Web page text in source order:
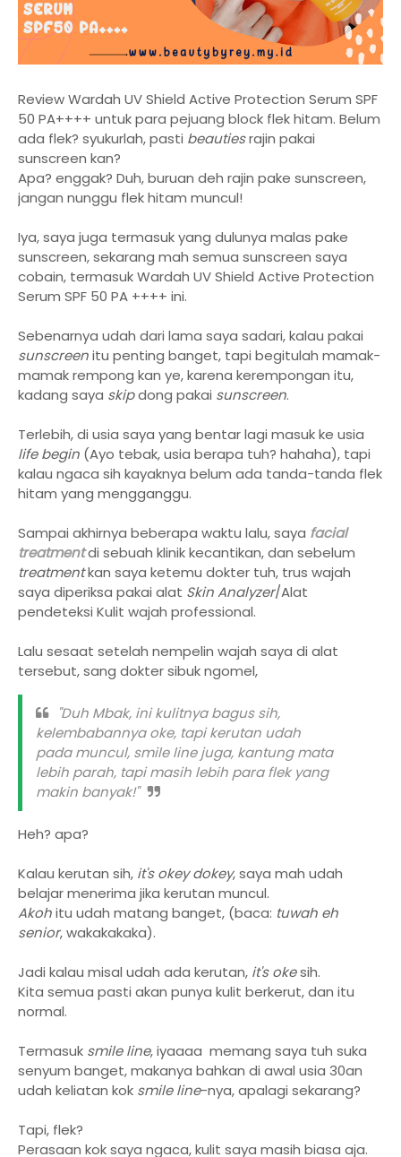
Review Wardah UV Shield Active Protection Serum SPF
50 PA++++ untuk para pejuang block flek hitam. Belum
ada flek? syukurlah, pasti beautiesrajin pakai
sunscreen kan?
Apa? enggak? Duh, buruan deh rajin pake sunscreen,
jangan nunggu flek hitam muncul!
Iya, saya juga termasuk yang dulunya malas pake
sunscreen, sekarang mah semua sunscreen saya
cobain, termasuk Wardah UV Shield Active Protection
Serum SPF 50 PA ++++ ini.
Sebenarnya udah dari lama saya sadari, kalau pakai
sunscreenitu penting banget, tapi begitulah mamak-
mamak rempong kan ye, karena kerempongan itu,
kadang saya skipdong pakai sunscreen.
Terlebih, di usia saya yang bentar lagi masuk ke usia
life begin (Ayo tebak, usia berapa tuh? hahaha), tapi
kalau ngaca sih kayaknya belum ada tanda-tanda flek
hitam yang mengganggu.
Sampai akhirnya beberapa waktu lalu, saya facial
treatmentdi sebuah klinik kecantikan, dan sebelum
treatmentkan saya ketemu dokter tuh, trus wajah
saya diperiksa pakai alat Skin Analyzer/Alat
pendeteksi Kulit wajah professional.
Lalu sesaat setelah nempelin wajah saya di alat
tersebut, sang dokter sibuk ngomel,
"Duh Mbak, ini kulitnya bagus sih,
kelembabannya oke, tapi kerutan udah
pada muncul, smile line juga, kantung mata
lebih parah, tapi masih lebih para flek yang
makin banyak!"
Heh? apa?
Kalau kerutan sih, it's okey dokey, saya mah udah
belajar menerima jika kerutan muncul.
Akohitu udah matang banget, (baca: tuwah eh
senior, wakakakaka).
Jadi kalau misal udah ada kerutan, it's okesih.
Kita semua pasti akan punya kulit berkerut, dan itu
normal.
Termasuk smile line, iyaaaa memang saya tuh suka
senyum banget, makanya bahkan di awal usia 30an
udah keliatan kok smile line-nya, apalagi sekarang?
Tapi, flek?
Perasaan kok saya ngaca, kulit saya masih biasa aja.